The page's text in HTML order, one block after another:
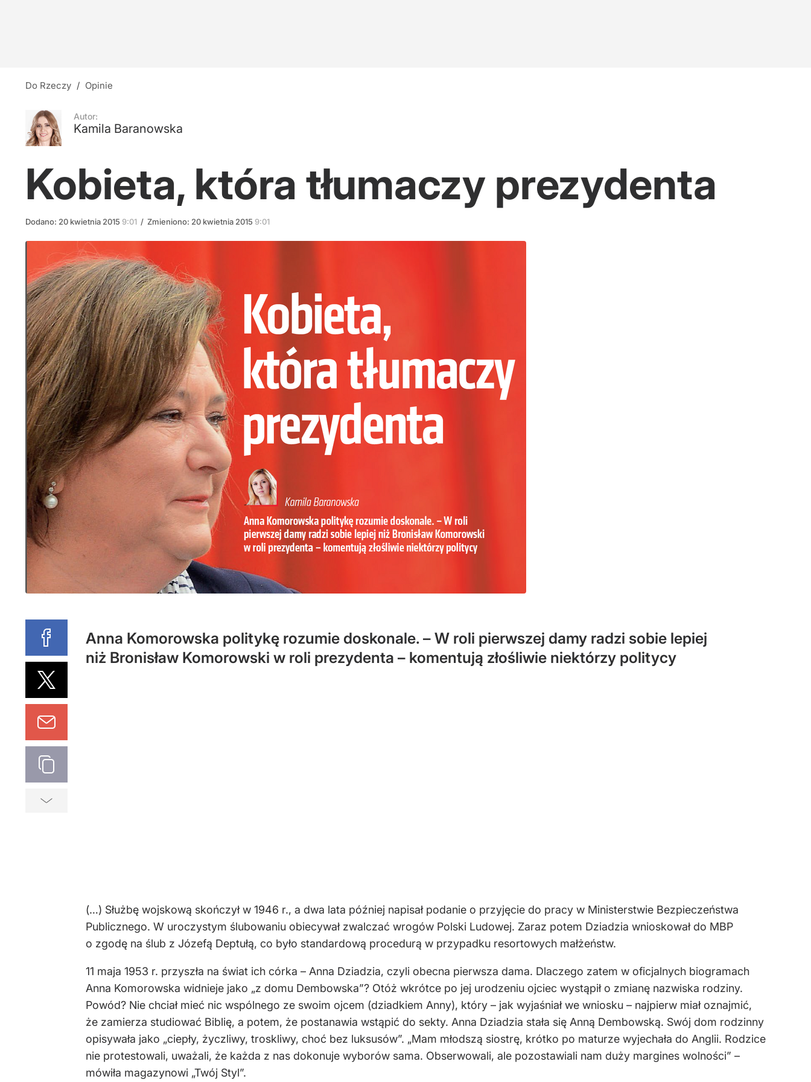
Niemcy o polskich OZE. "Sygnał alarmowy"
18
Do Rzeczy / Opinie
Autor:
Kamila Baranowska
Kobieta, która tłumaczy prezydenta
Dodano: 20 kwietnia 2015 9:01 / Zmieniono: 20 kwietnia 2015 9:01
Anna Komorowska politykę rozumie doskonale. – W roli pierwszej damy radzi sobie lepiej
niż Bronisław Komorowski w roli prezydenta – komentują złośliwie niektórzy politycy
(…) Służbę wojskową skończył w 1946 r., a dwa lata później napisał podanie o przyjęcie do pracy w Ministerstwie Bezpieczeństwa
Publicznego. W uroczystym ślubowaniu obiecywał zwalczać wrogów Polski Ludowej. Zaraz potem Dziadzia wnioskował do MBP
o zgodę na ślub z Józefą Deptułą, co było standardową procedurą w przypadku resortowych małżeństw.
11 maja 1953 r. przyszła na świat ich córka – Anna Dziadzia, czyli obecna pierwsza dama. Dlaczego zatem w oficjalnych biogramach
Anna Komorowska widnieje jako „z domu Dembowska”? Otóż wkrótce po jej urodzeniu ojciec wystąpił o zmianę nazwiska rodziny.
Powód? Nie chciał mieć nic wspólnego ze swoim ojcem (dziadkiem Anny), który – jak wyjaśniał we wniosku – najpierw miał oznajmić,
że zamierza studiować Biblię, a potem, że postanawia wstąpić do sekty. Anna Dziadzia stała się Anną Dembowską. Swój dom rodzinny
opisywała jako „ciepły, życzliwy, troskliwy, choć bez luksusów”. „Mam młodszą siostrę, krótko po maturze wyjechała do Anglii. Rodzice
nie protestowali, uważali, że każda z nas dokonuje wyborów sama. Obserwowali, ale pozostawiali nam duży margines wolności” –
mówiła magazynowi „Twój Styl”.